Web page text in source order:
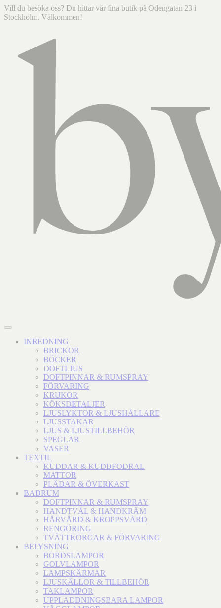
Vill du besöka oss? Du hittar vår fina butik på Odengatan 23 i
Stockholm. Välkommen!
INREDNING
BRICKOR
BÖCKER
DOFTLJUS
DOFTPINNAR & RUMSPRAY
FÖRVARING
KRUKOR
KÖKSDETALJER
LJUSLYKTOR & LJUSHÅLLARE
LJUSSTAKAR
LJUS & LJUSTILLBEHÖR
SPEGLAR
VASER
TEXTIL
KUDDAR & KUDDFODRAL
MATTOR
PLÄDAR & ÖVERKAST
BADRUM
DOFTPINNAR & RUMSPRAY
HANDTVÅL & HANDKRÄM
HÅRVÅRD & KROPPSVÅRD
RENGÖRING
TVÄTTKORGAR & FÖRVARING
BELYSNING
BORDSLAMPOR
GOLVLAMPOR
LAMPSKÄRMAR
LJUSKÄLLOR & TILLBEHÖR
TAKLAMPOR
UPPLADDNINGSBARA LAMPOR